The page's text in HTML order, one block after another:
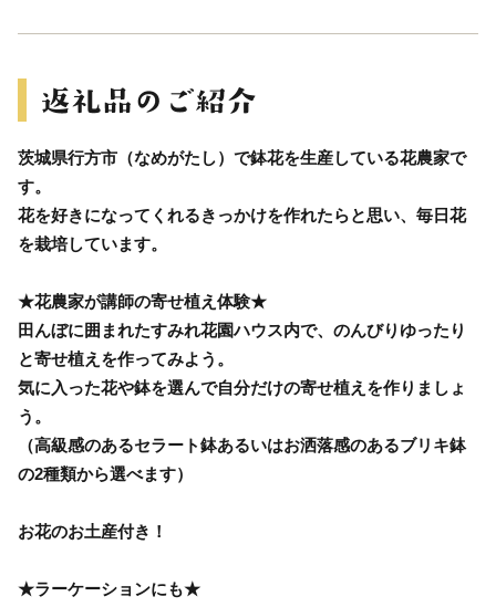
茨城県行方市（なめがたし）で鉢花を生産している花農家で
す。
花を好きになってくれるきっかけを作れたらと思い、毎日花
を栽培しています。
★花農家が講師の寄せ植え体験★
田んぼに囲まれたすみれ花園ハウス内で、のんびりゆったり
と寄せ植えを作ってみよう。
気に入った花や鉢を選んで自分だけの寄せ植えを作りましょ
う。
（高級感のあるセラート鉢あるいはお洒落感のあるブリキ鉢
の2種類から選べます）
お花のお土産付き！
★ラーケーションにも★